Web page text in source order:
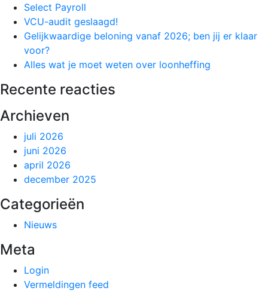
Select Payroll
VCU-audit geslaagd!
Gelijkwaardige beloning vanaf 2026; ben jij er klaar
voor?
Alles wat je moet weten over loonheffing
Recente reacties
Archieven
juli 2026
juni 2026
april 2026
december 2025
Categorieën
Nieuws
Meta
Login
Vermeldingen feed